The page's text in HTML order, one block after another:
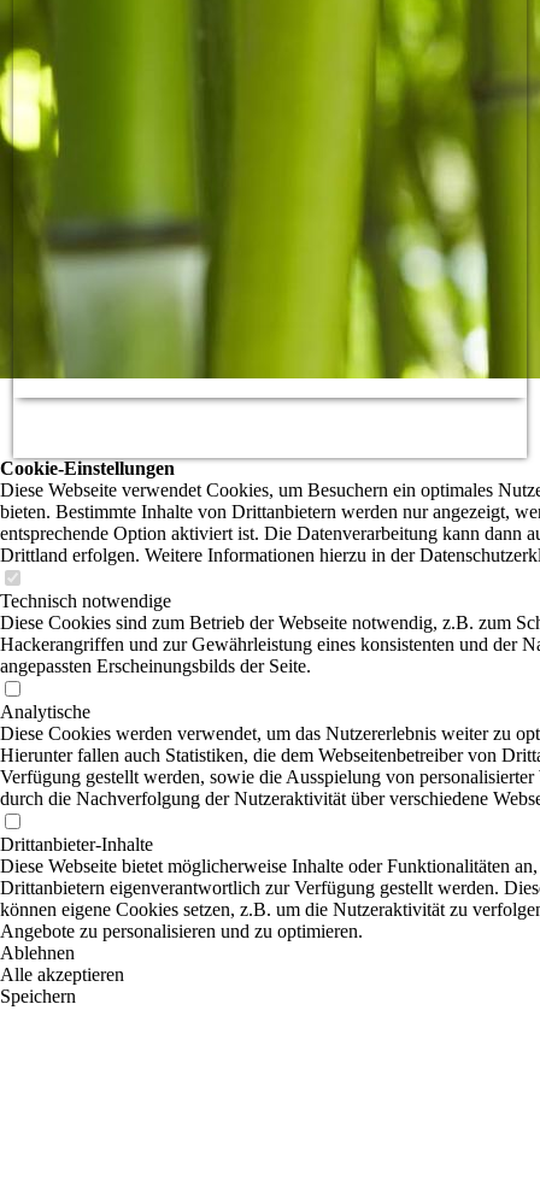
Cookie-Einstellungen
Diese Webseite verwendet Cookies, um Besuchern ein optimales
bieten. Bestimmte Inhalte von Drittanbietern werden nur angezeigt,
entsprechende Option aktiviert ist. Die Datenverarbeitung kann dann
Drittland erfolgen. Weitere Informationen hierzu in der
Technisch notwendige
Diese Cookies sind zum Betrieb der Webseite notwendig, z.B. zum
Hackerangriffen und zur Gewährleistung eines konsistenten und der
angepassten Erscheinungsbilds der Seite.
Analytische
Diese Cookies werden verwendet, um das Nutzererlebnis weiter zu
Hierunter fallen auch Statistiken, die dem Webseitenbetreiber von
Verfügung gestellt werden, sowie die Ausspielung von personalisierter
durch die Nachverfolgung der Nutzeraktivität über verschiedene
Drittanbieter-Inhalte
Diese Webseite bietet möglicherweise Inhalte oder Funktionalitäten
Drittanbietern eigenverantwortlich zur Verfügung gestellt werden.
können eigene Cookies setzen, z.B. um die Nutzeraktivität zu
Angebote zu personalisieren und zu optimieren.
Ablehnen
Alle akzeptieren
Speichern